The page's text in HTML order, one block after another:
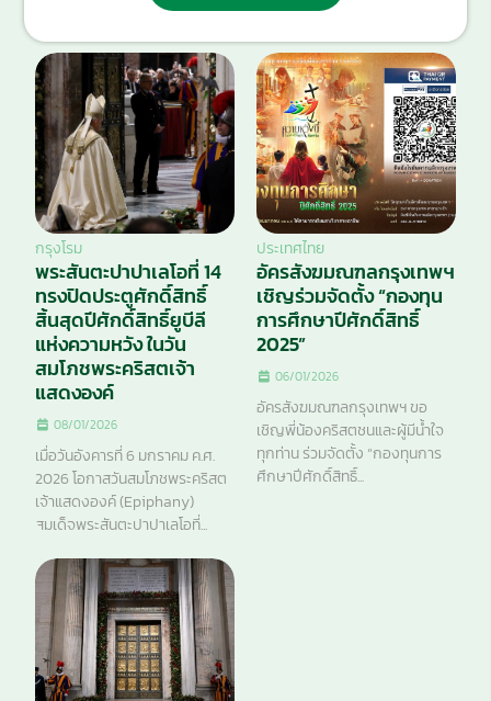
กรุงโรม
พระสันตะปาปาเลโอที่ 14
ทรงปิดประตูศักดิ์สิทธิ์
สิ้นสุดปีศักดิ์สิทธิ์ยูบีลี
แห่งความหวัง ในวัน
สมโภชพระคริสตเจ้า
แสดงองค์
08/01/2026
เมื่อวันอังคารที่ 6 มกราคม ค.ศ.
2026 โอกาสวันสมโภชพระคริสต
เจ้าแสดงองค์ (Epiphany)
สมเด็จพระสันตะปาปาเลโอที่...
ประเทศไทย
อัครสังฆมณฑลกรุงเทพฯ
เชิญร่วมจัดตั้ง “กองทุน
การศึกษาปีศักดิ์สิทธิ์
2025”
06/01/2026
อัครสังฆมณฑลกรุงเทพฯ ขอ
เชิญพี่น้องคริสตชนและผู้มีน้ำใจ
ทุกท่าน ร่วมจัดตั้ง “กองทุนการ
ศึกษาปีศักดิ์สิทธิ์...